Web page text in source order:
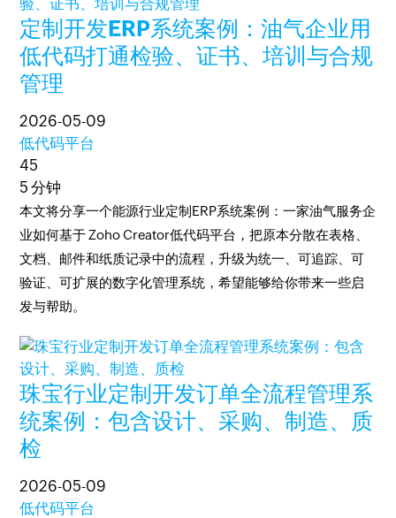
定制开发ERP系统案例：油气企业用
低代码打通检验、证书、培训与合规
管理
2026-05-09
低代码平台
45
5 分钟
本文将分享一个能源行业定制ERP系统案例：一家油气服务企
业如何基于 Zoho Creator低代码平台，把原本分散在表格、
文档、邮件和纸质记录中的流程，升级为统一、可追踪、可
验证、可扩展的数字化管理系统，希望能够给你带来一些启
发与帮助。
珠宝行业定制开发订单全流程管理系
统案例：包含设计、采购、制造、质
检
2026-05-09
低代码平台